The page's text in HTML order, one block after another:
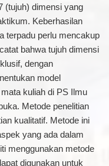
(tujuh) dimensi yang
Keberhasilan
terpadu perlu mencakup
bahwa tujuh dimensi
dengan
model
kuliah di PS Ilmu
Metode penelitian
kualitatif. Metode ini
yang ada dalam
menggunakan metode
digunakan untuk